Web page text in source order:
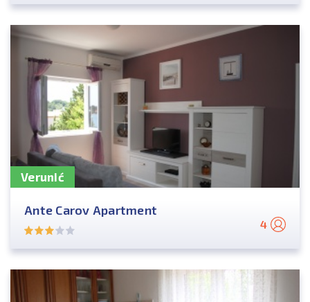
Verunić
Ante Carov Apartment
4